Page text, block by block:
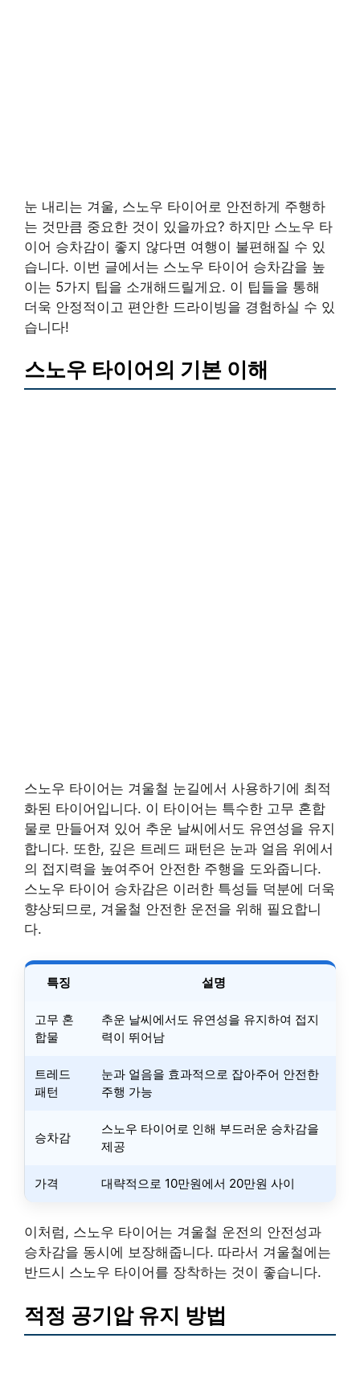
눈 내리는 겨울, 스노우 타이어로 안전하게 주행하
는 것만큼 중요한 것이 있을까요? 하지만 스노우 타
이어 승차감이 좋지 않다면 여행이 불편해질 수 있
습니다. 이번 글에서는 스노우 타이어 승차감을 높
이는 5가지 팁을 소개해드릴게요. 이 팁들을 통해
더욱 안정적이고 편안한 드라이빙을 경험하실 수 있
습니다!
스노우 타이어의 기본 이해
스노우 타이어는 겨울철 눈길에서 사용하기에 최적
화된 타이어입니다. 이 타이어는 특수한 고무 혼합
물로 만들어져 있어 추운 날씨에서도 유연성을 유지
합니다. 또한, 깊은 트레드 패턴은 눈과 얼음 위에서
의 접지력을 높여주어 안전한 주행을 도와줍니다.
스노우 타이어 승차감은 이러한 특성들 덕분에 더욱
향상되므로, 겨울철 안전한 운전을 위해 필요합니
다.
특징 설명
고무 혼
합물
추운 날씨에서도 유연성을 유지하여 접지
력이 뛰어남
트레드
패턴
눈과 얼음을 효과적으로 잡아주어 안전한
주행 가능
승차감
스노우 타이어로 인해 부드러운 승차감을
제공
가격 대략적으로 10만원에서 20만원 사이
이처럼, 스노우 타이어는 겨울철 운전의 안전성과
승차감을 동시에 보장해줍니다. 따라서 겨울철에는
반드시 스노우 타이어를 장착하는 것이 좋습니다.
적정 공기압 유지 방법